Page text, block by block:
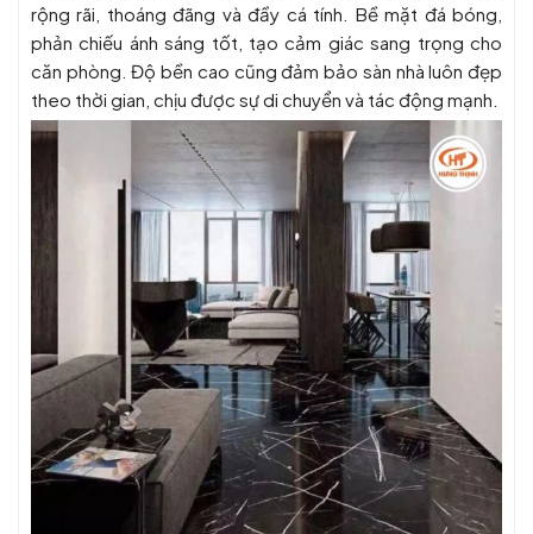
rộng rãi, thoáng đãng và đầy cá tính. Bề mặt đá bóng,
phản chiếu ánh sáng tốt, tạo cảm giác sang trọng cho
căn phòng. Độ bền cao cũng đảm bảo sàn nhà luôn đẹp
theo thời gian, chịu được sự di chuyển và tác động mạnh.